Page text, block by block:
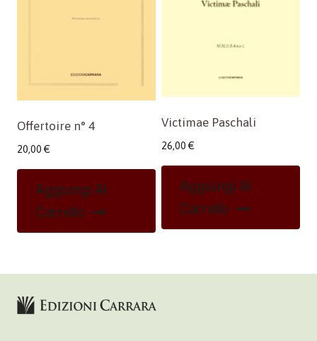
Offertoire n° 4
20,00 €
Aggiungi Al
Carrello
Victimae Paschali
26,00 €
Aggiungi Al
Carrello